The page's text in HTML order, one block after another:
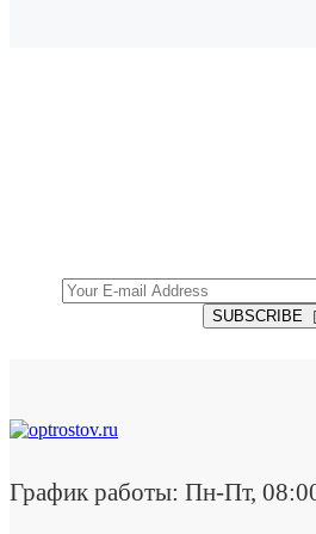
SUBSCRIBE
График работы: Пн-Пт,